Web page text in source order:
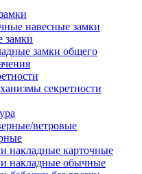
навесные замки
замки
замки общего
секретности
ветровые
накладные карточные
накладные обычные